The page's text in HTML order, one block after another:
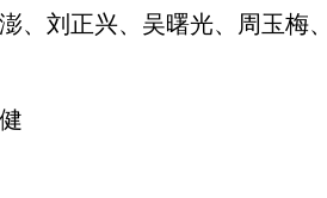
、刘正兴、吴曙光、周玉梅